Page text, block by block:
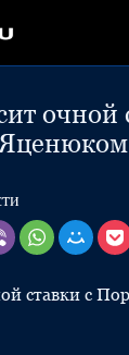
очной
ставки с